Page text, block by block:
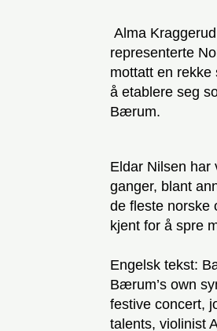
Alma
representerte
mottatt en rekke
å etablere seg
Bærum.
Eldar Nilsen
ganger, blant
de fleste norske
kjent for å spre
Engelsk tekst:
Bærum’s own
festive concert,
talents, violinist